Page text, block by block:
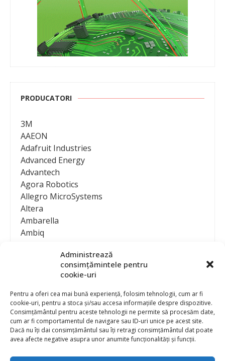
Administrează
consimțămintele pentru
cookie-uri
Pentru a oferi cea mai bună experiență, folosim tehnologii, cum ar fi
cookie-uri, pentru a stoca și/sau accesa informațiile despre dispozitive.
Consimțământul pentru aceste tehnologii ne permite să procesăm date,
cum ar fi comportamentul de navigare sau ID-uri unice pe acest site.
Dacă nu îți dai consimțământul sau îți retragi consimțământul dat poate
avea afecte negative asupra unor anumite funcționalități și funcții.
PRODUCATORI
3M
AAEON
Adafruit Industries
Advanced Energy
Advantech
Agora Robotics
Allegro MicroSystems
Altera
Ambarella
Ambiq
Analog Devices
Anritsu Corporation
Ansys
APS
Arduino
Arm
Asentics